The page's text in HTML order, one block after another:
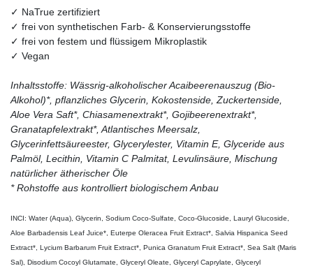
✓ NaTrue zertifiziert
✓ frei von synthetischen Farb- & Konservierungsstoffe
✓ frei von festem und flüssigem Mikroplastik
✓ Vegan
Inhaltsstoffe: Wässrig-alkoholischer Acaibeerenauszug (Bio-
Alkohol)*, pflanzliches Glycerin, Kokostenside, Zuckertenside,
Aloe Vera Saft*, Chiasamenextrakt*, Gojibeerenextrakt*,
Granatapfelextrakt*, Atlantisches Meersalz,
Glycerinfettsäureester, Glycerylester, Vitamin E, Glyceride aus
Palmöl, Lecithin, Vitamin C Palmitat, Levulinsäure, Mischung
natürlicher ätherischer Öle
* Rohstoffe aus kontrolliert biologischem Anbau
INCI: Water (Aqua), Glycerin, Sodium Coco-Sulfate, Coco-Glucoside, Lauryl Glucoside,
Aloe Barbadensis Leaf Juice*, Euterpe Oleracea Fruit Extract*, Salvia Hispanica Seed
Extract*, Lycium Barbarum Fruit Extract*, Punica Granatum Fruit Extract*, Sea Salt (Maris
Sal), Disodium Cocoyl Glutamate, Glyceryl Oleate, Glyceryl Caprylate, Glyceryl